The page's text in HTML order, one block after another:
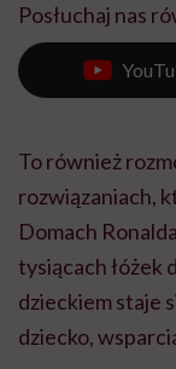
Posłuchaj nas
To również
rozwiązaniach,
Domach
tysiącach łóżek
dzieckiem staje
dziecko,